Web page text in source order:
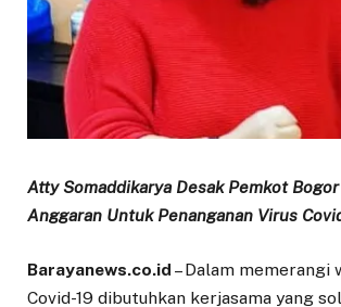
Atty Somaddikarya Desak Pemkot
Anggaran Untuk Penanganan Virus
Barayanews.co.id – Dalam memerangi
Covid-19 dibutuhkan kerjasama yang